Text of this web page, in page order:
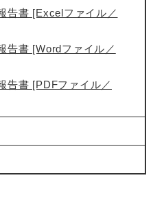
告書 [Excelファイル／
告書 [Wordファイル／
告書 [PDFファイル／